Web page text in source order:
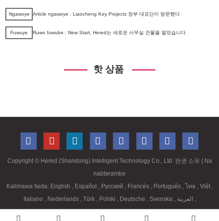
Ngawoye Article ngawoye : Liaocheng Key Projects 정부 대표단이 방문했다
Fuwuye Ruwo fuwube : New Start, Hered는 새로운 사무실 건물을 열었습니다
핫 상품
Copyright © Hered (Shandong) Intelligent Technology Co., Ltd. 판권 소유 | Na
nabtərambe
Kalimawa faida: English Español Русский Francés Português ,ไทย Việt
Italiano
Nederlands Türk Polski Deutsche Svenska